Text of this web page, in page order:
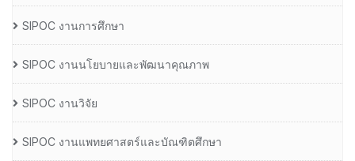
SIPOC งานการศึกษา
SIPOC งานนโยบายและพัฒนาคุณภาพ
SIPOC งานวิจัย
SIPOC งานแพทยศาสตร์และบัณฑิตศึกษา